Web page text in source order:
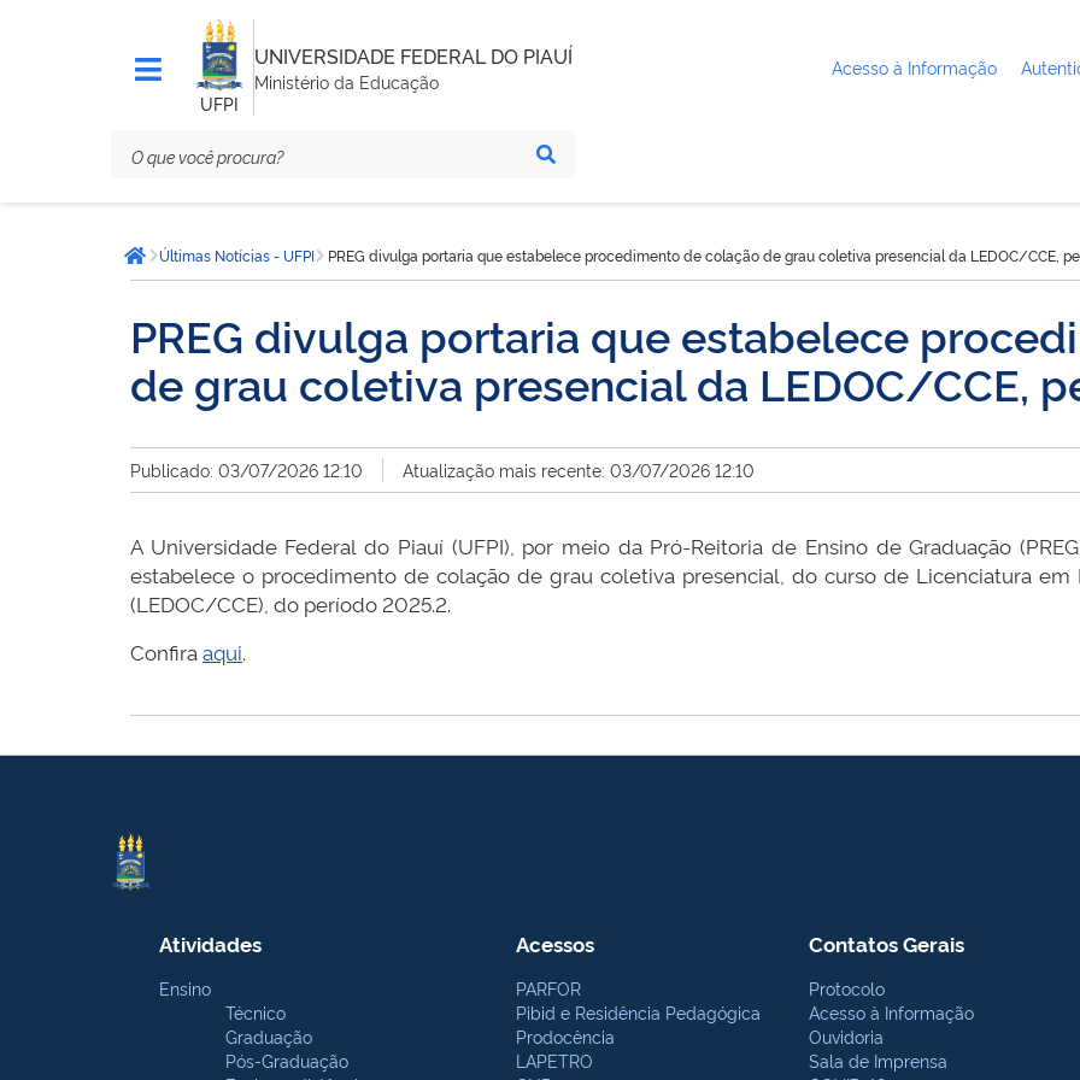
UFPI
UNIVERSIDADE FEDERAL DO PIAUÍ
Ministério da Educação
Acesso à Informação
está
aqui:Página inicial
Últimas Notícias - UFPI PREG divulga portaria que estabelece procedimento de colação de grau coletiva presencial da LEDOC/CCE,
PREG divulga portaria que estabelece
de grau coletiva presencial da LEDOC/CCE,
Publicado: 03/07/2026 12:10 Atualização mais recente: 03/07/2026 12:10
A Universidade Federal do Piauí (UFPI), por meio da Pró-Reitoria de Ensino de Graduação
estabelece o procedimento de colação de grau coletiva presencial, do curso de Licenciatura em
(LEDOC/CCE), do período 2025.2.
Confiraaqui.
Atividades
Ensino
Técnico
Graduação
Pós-Graduação
Acessos
PARFOR
Pibid e Residência Pedagógica
Prodocência
LAPETRO
Contatos Gerais
Protocolo
Acesso à Informação
Ouvidoria
Sala de Imprensa